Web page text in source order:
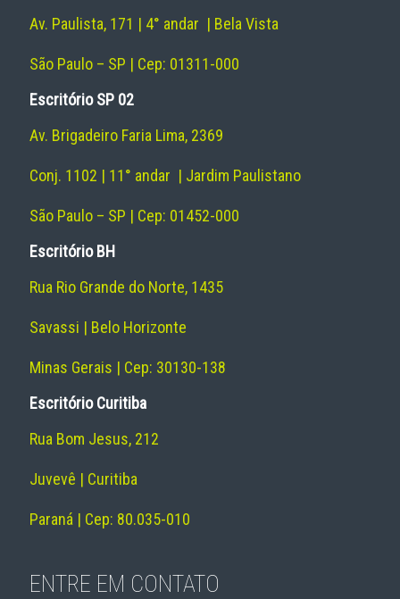
Av. Paulista, 171 | 4° andar | Bela Vista
São Paulo – SP | Cep: 01311-000
Escritório SP 02
Av. Brigadeiro Faria Lima, 2369
Conj. 1102 | 11° andar | Jardim Paulistano
São Paulo – SP | Cep: 01452-000
Escritório BH
Rua Rio Grande do Norte, 1435
Savassi | Belo Horizonte
Minas Gerais | Cep: 30130-138
Escritório Curitiba
Rua Bom Jesus, 212
Juvevê | Curitiba
Paraná | Cep: 80.035-010
ENTRE EM CONTATO